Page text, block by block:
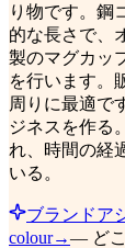
り物です。鋼
的な長さで、
製のマグカッ
を行います。
周りに最適で
ジネスを作る
れ、時間の経
いる。
ブランドア
colour→— ど